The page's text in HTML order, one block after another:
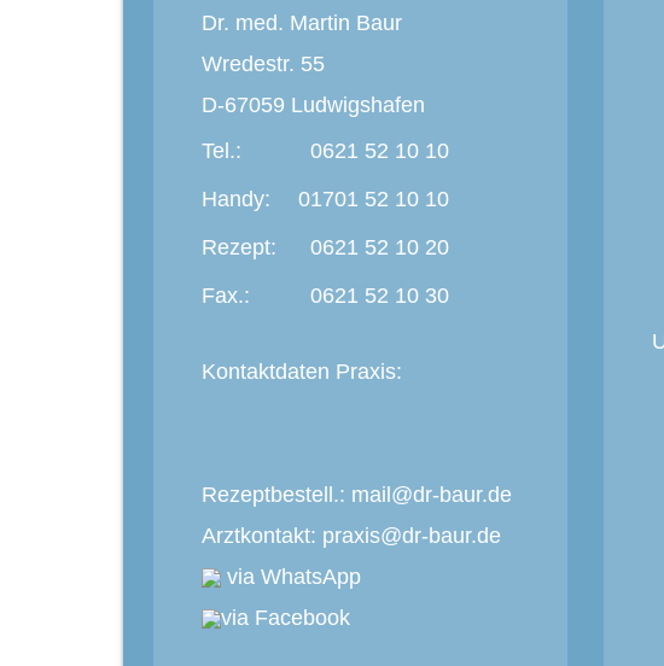
Dr. med. Martin Baur
Wredestr. 55
D-67059 Ludwigshafen
Tel.:
0621 52 10 10
Handy:
01701 52 10 10
Rezept:
0621 52 10 20
Fax.:
0621 52 10 30
Kontaktdaten Praxis:
Rezeptbestell.: mail@dr-baur.de
Arztkontakt: praxis@dr-baur.de
via WhatsApp
via Facebook